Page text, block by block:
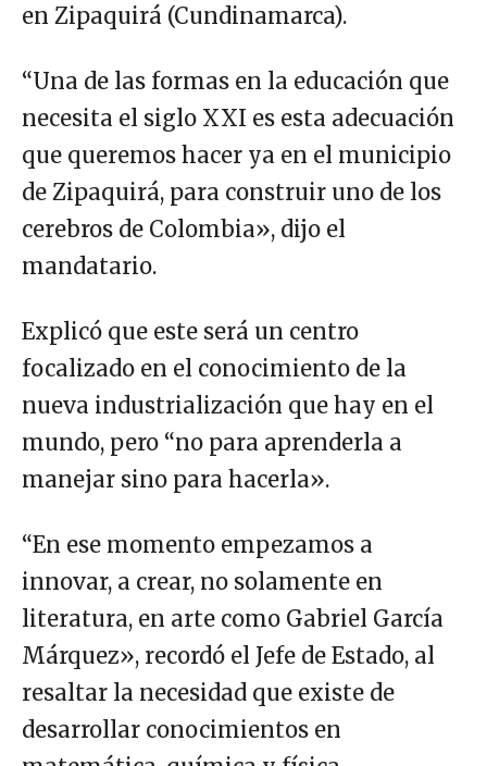
en Zipaquirá (Cundinamarca).
“Una de las formas en la educación que
necesita el siglo XXI es esta adecuación
que queremos hacer ya en el municipio
de Zipaquirá, para construir uno de los
cerebros de Colombia», dijo el
mandatario.
Explicó que este será un centro
focalizado en el conocimiento de la
nueva industrialización que hay en el
mundo, pero “no para aprenderla a
manejar sino para hacerla».
“En ese momento empezamos a
innovar, a crear, no solamente en
literatura, en arte como Gabriel García
Márquez», recordó el Jefe de Estado, al
resaltar la necesidad que existe de
desarrollar conocimientos en